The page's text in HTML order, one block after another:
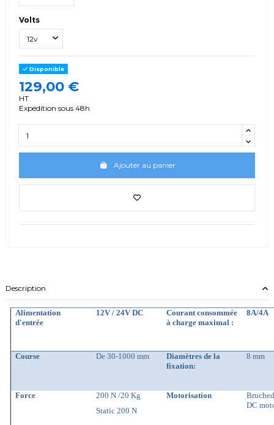
Volts
Disponible
129,00 €
HT
Expédition sous 48h
Ajouter au panier
Description
Alimentation
d'entrée
12V / 24V DC
Courant consommée
à charge maximal :
8A/4A
Course De 30-1000 mm
Diamètres de la
fixation:
8 mm
Force
200 N /20 Kg
Static 200 N
Motorisation
DC